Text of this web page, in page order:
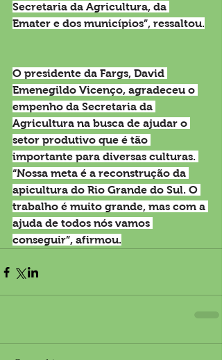
Secretaria da Agricultura, da
Emater e dos municípios”, ressaltou.
O presidente da Fargs, David
Emenegildo Vicenço, agradeceu o
empenho da Secretaria da
Agricultura na busca de ajudar o
setor produtivo que é tão
importante para diversas culturas.
“Nossa meta é a reconstrução da
apicultura do Rio Grande do Sul. O
trabalho é muito grande, mas com a
ajuda de todos nós vamos
conseguir”, afirmou.